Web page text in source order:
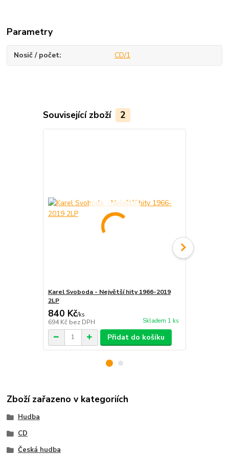
Parametry
Nosič / počet CD/1
Související zboží 2
Karel Svoboda - Největší hity 1966-2019
2LP
840 Kč/ks
694 Kč bez DPH Skladem 1 ks
Přidat do košíku
Zboží zařazeno v kategoriích
Hudba
CD
Česká hudba